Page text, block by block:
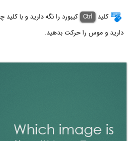
کلید Ctrl کیبورد را نگه دارید و با
دارید و موس را حرکت بدهید.